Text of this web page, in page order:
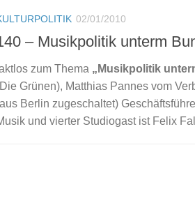
02/01/2010
– Musikpolitik unterm
zum Thema „Musikpolitik
Grünen), Matthias Pannes vom
Berlin zugeschaltet)
und vierter Studiogast ist Felix